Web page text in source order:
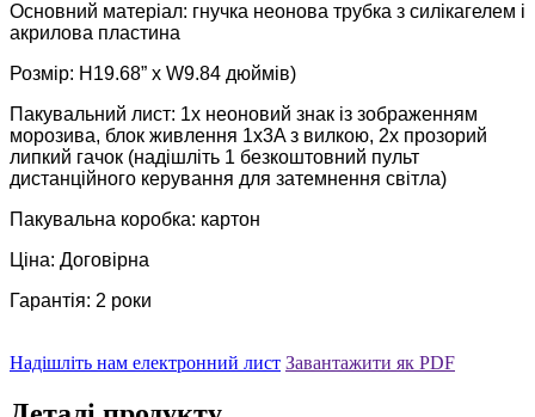
Основний матеріал: гнучка неонова трубка з силікагелем і
акрилова пластина
Розмір: H19.68” x W9.84 дюймів)
Пакувальний лист: 1x неоновий знак із зображенням
морозива, блок живлення 1x3A з вилкою, 2x прозорий
липкий гачок (надішліть 1 безкоштовний пульт
дистанційного керування для затемнення світла)
Пакувальна коробка: картон
Ціна: Договірна
Гарантія: 2 роки
Надішліть нам електронний лист Завантажити як PDF